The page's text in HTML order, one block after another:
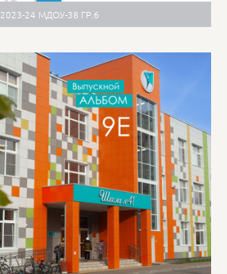
2023-24 МДОУ-38 ГР.6